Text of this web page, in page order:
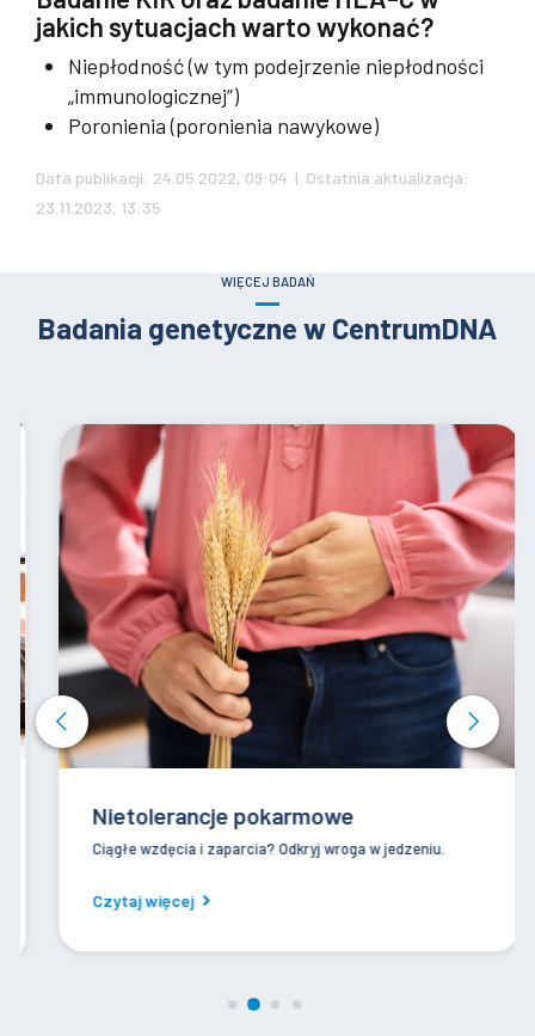
jakich sytuacjach warto wykonać?
Niepłodność (w tym podejrzenie niepłodności
„immunologicznej”)
Poronienia (poronienia nawykowe)
Data publikacji: 24.05.2022, 09:04 | Ostatnia aktualizacja:
23.11.2023, 13:35
WIĘCEJ BADAŃ
Badania genetyczne w CentrumDNA
Nietolerancje pokarmowe
Ciągłe wzdęcia i zaparcia? Odkryj wroga w jedzeniu.
Czytaj więcej